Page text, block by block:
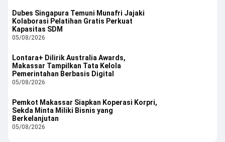
Dubes Singapura Temuni Munafri Jajaki
Kolaborasi Pelatihan Gratis Perkuat
Kapasitas SDM
05/08/2026
Lontara+ Dilirik Australia Awards,
Makassar Tampilkan Tata Kelola
Pemerintahan Berbasis Digital
05/08/2026
Pemkot Makassar Siapkan Koperasi Korpri,
Sekda Minta Miliki Bisnis yang
Berkelanjutan
05/08/2026